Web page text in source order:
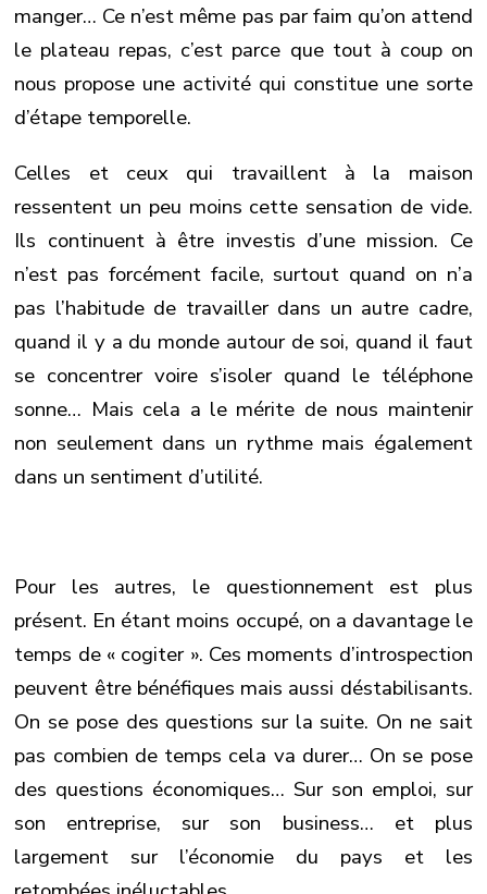
manger… Ce n’est même pas par faim qu’on attend
le plateau repas, c’est parce que tout à coup on
nous propose une activité qui constitue une sorte
d’étape temporelle.
Celles et ceux qui travaillent à la maison
ressentent un peu moins cette sensation de vide.
Ils continuent à être investis d’une mission. Ce
n’est pas forcément facile, surtout quand on n’a
pas l’habitude de travailler dans un autre cadre,
quand il y a du monde autour de soi, quand il faut
se concentrer voire s’isoler quand le téléphone
sonne… Mais cela a le mérite de nous maintenir
non seulement dans un rythme mais également
dans un sentiment d’utilité.
Pour les autres, le questionnement est plus
présent. En étant moins occupé, on a davantage le
temps de « cogiter ». Ces moments d’introspection
peuvent être bénéfiques mais aussi déstabilisants.
On se pose des questions sur la suite. On ne sait
pas combien de temps cela va durer… On se pose
des questions économiques… Sur son emploi, sur
son entreprise, sur son business… et plus
largement sur l’économie du pays et les